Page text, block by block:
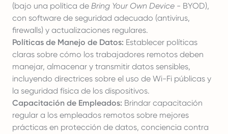
(bajo una política de Bring Your Own Device - BYOD),
con software de seguridad adecuado (antivirus,
firewalls) y actualizaciones regulares.
Políticas de Manejo de Datos: Establecer políticas
claras sobre cómo los trabajadores remotos deben
manejar, almacenar y transmitir datos sensibles,
incluyendo directrices sobre el uso de Wi-Fi públicas y
la seguridad física de los dispositivos.
Capacitación de Empleados: Brindar capacitación
regular a los empleados remotos sobre mejores
prácticas en protección de datos, conciencia contra